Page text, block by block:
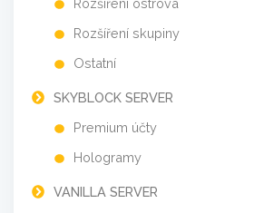
Rozšíření ostrova
Rozšíření skupiny
Ostatní
SKYBLOCK SERVER
Premium účty
Hologramy
VANILLA SERVER